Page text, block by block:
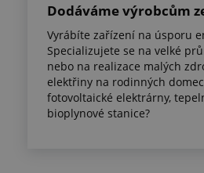
Dodáváme výrobcům
Vyrábíte zařízení na úsporu
Specializujete se na velké
nebo na realizace malých
elektřiny na rodinných
fotovoltaické elektrárny,
bioplynové stanice?